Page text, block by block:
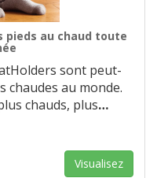
pieds au chaud toute
sont peut-
chaudes au monde.
chauds, plus…
Visualisez